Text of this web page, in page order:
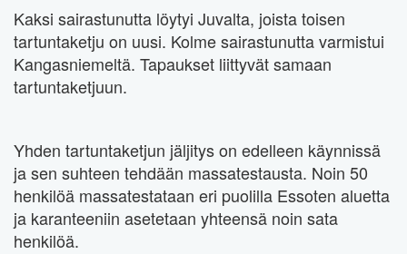
Kaksi sairastunutta löytyi Juvalta, joista toisen
tartuntaketju on uusi. Kolme sairastunutta varmistui
Kangasniemeltä. Tapaukset liittyvät samaan
tartuntaketjuun.
Yhden tartuntaketjun jäljitys on edelleen käynnissä
ja sen suhteen tehdään massatestausta. Noin 50
henkilöä massatestataan eri puolilla Essoten aluetta
ja karanteeniin asetetaan yhteensä noin sata
henkilöä.